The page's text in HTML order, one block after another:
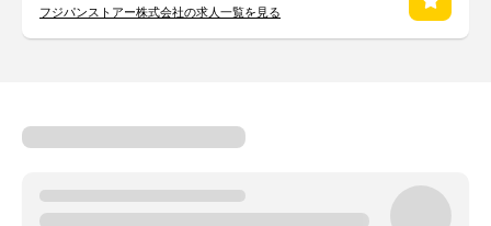
フジパンストアー株式会社の求人一覧を見る